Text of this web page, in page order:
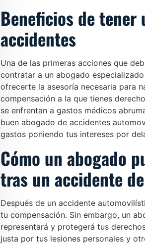
Beneficios de tener
accidentes
Una de las primeras acciones que
contratar a un abogado
ofrecerte la asesoría necesaria para
compensación a la que tienes
se enfrentan a gastos médicos
buen abogado de accidentes
gastos poniendo tus intereses por
Cómo un abogado
tras un accidente
Después de un accidente
tu compensación. Sin embargo, un
representará y protegerá tus
justa por tus lesiones personales y